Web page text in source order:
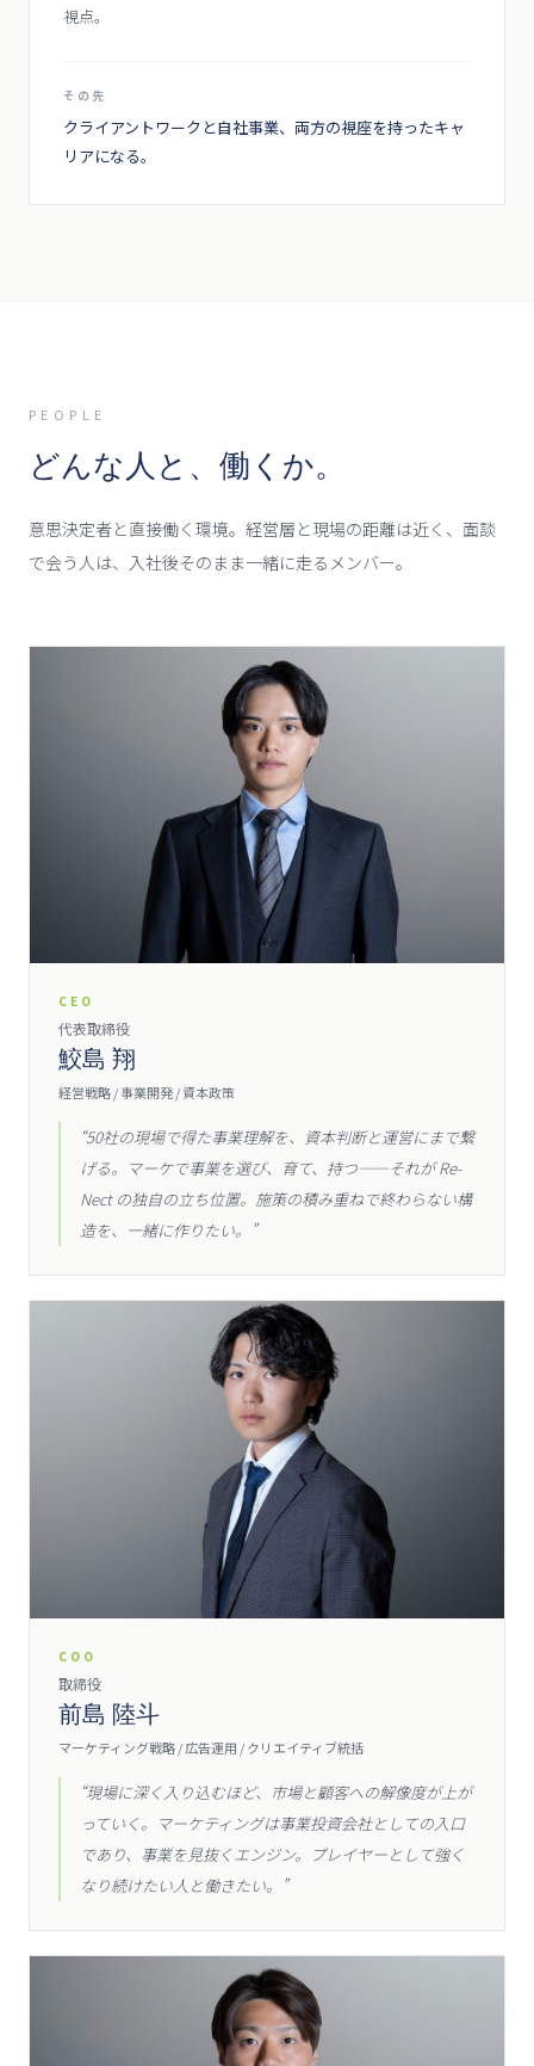
視点。
その先
クライアントワークと自社事業、両方の視座を持ったキャ
リアになる。
PEOPLE
どんな人と、働くか。
意思決定者と直接働く環境。経営層と現場の距離は近く、面談
で会う人は、入社後そのまま一緒に走るメンバー。
CEO
代表取締役
鮫島 翔
経営戦略 / 事業開発 / 資本政策
“50社の現場で得た事業理解を、資本判断と運営にまで繋
げる。マーケで事業を選び、育て、持つ——それが Re-
Nect の独自の立ち位置。施策の積み重ねで終わらない構
造を、一緒に作りたい。 ”
COO
取締役
前島 陸斗
マーケティング戦略 / 広告運用 / クリエイティブ統括
“現場に深く入り込むほど、市場と顧客への解像度が上が
っていく。マーケティングは事業投資会社としての入口
であり、事業を見抜くエンジン。プレイヤーとして強く
なり続けたい人と働きたい。 ”